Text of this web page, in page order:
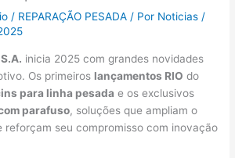
/ REPARAÇÃO PESADA / Por Noticias /
inicia 2025 com grandes novidades
Os primeiros lançamentos RIO do
para linha pesada e os exclusivos
parafuso, soluções que ampliam o
reforçam seu compromisso com inovação